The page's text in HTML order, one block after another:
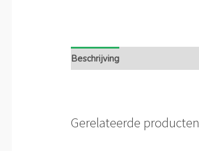
Beschrijving
Gerelateerde producten